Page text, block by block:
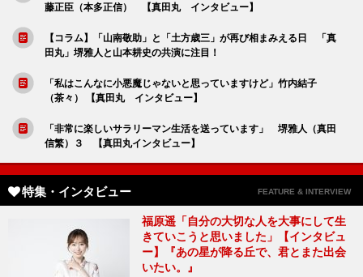
藤正臣（本多正信） 【真田丸 インタビュー】
【コラム】「山南敬助」と「土方歳三」が再び相まみえる日 「真
田丸」堺雅人と山本耕史の共演に注目！
「私はこんなに小悪魔じゃないと思っていますけど」竹内結子
（茶々） 【真田丸 インタビュー】
「非常に楽しいサラリーマン生活を送っています」 堺雅人（真田
信繁）３ 【真田丸インタビュー】
特集・インタビュー FEATURE & INTERVIEW
福原遥「自分の大切な人を大事にして生
きていこうと思いました」【インタビュ
ー】『あの星が降る丘で、君とまた出会
いたい。』